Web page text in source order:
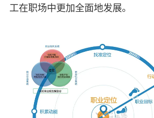
工在职场中更加全面地发展。